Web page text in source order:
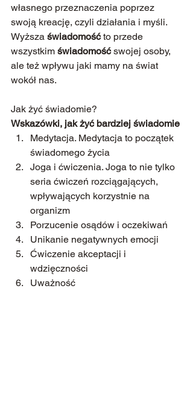
własnego przeznaczenia poprzez
swoją kreację, czyli działania i myśli.
Wyższa świadomość to przede
wszystkim świadomość swojej osoby,
ale też wpływu jaki mamy na świat
wokół nas.
Jak żyć świadomie?
Wskazówki, jak żyć bardziej świadomie
Medytacja. Medytacja to początek
świadomego życia
Joga i ćwiczenia. Joga to nie tylko
seria ćwiczeń rozciągających,
wpływających korzystnie na
organizm
Porzucenie osądów i oczekiwań
Unikanie negatywnych emocji
Ćwiczenie akceptacji i
wdzięczności
Uważność